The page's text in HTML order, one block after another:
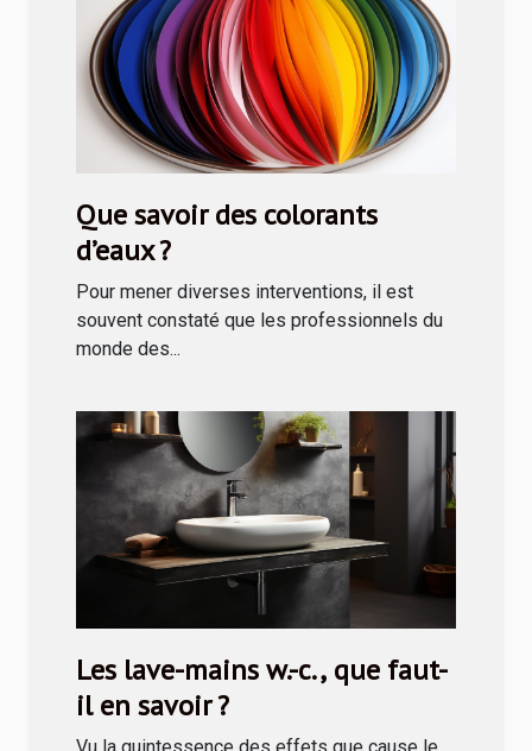
Que savoir des colorants
d’eaux ?
Pour mener diverses interventions, il est
souvent constaté que les professionnels du
monde des...
Les lave-mains w.-c., que faut-
il en savoir ?